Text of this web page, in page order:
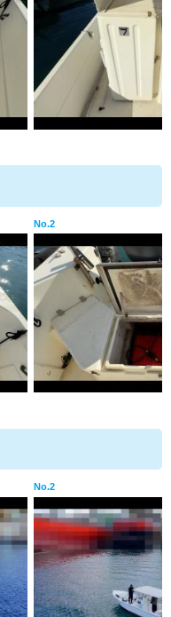
No.2
No.2